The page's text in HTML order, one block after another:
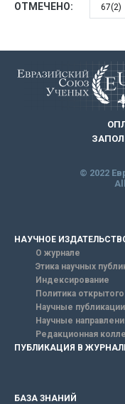
ОТМЕЧЕНО: 67(2)
© 2022
НАУЧНОЕ
О журнале
Этика научных
Индексирование
Политика
Научные публикации
Научные
Редакционная
ПУБЛИКАЦИЯ В
БАЗА ЗНАНИЙ